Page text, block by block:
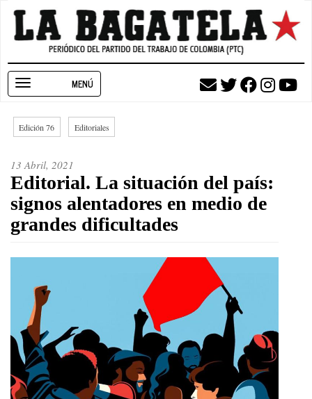
Pasar
contenido
navigation
Edición 76 Editoriales
13 Abril, 2021
Editorial. La situación del país:
signos alentadores en medio de
grandes dificultades